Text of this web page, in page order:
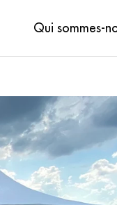
Qui sommes-